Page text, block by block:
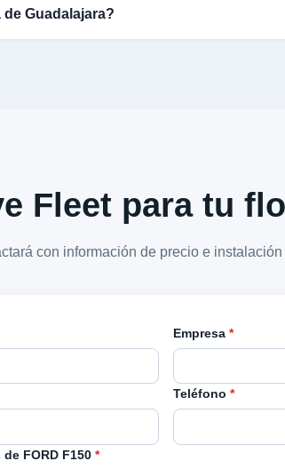
Guadalajara?
Fleet para tu
con información de precio e
Empresa *
Teléfono *
FORD F150 *